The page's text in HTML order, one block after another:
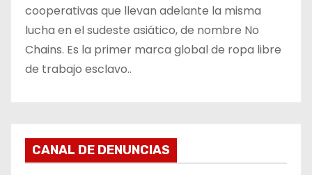
cooperativas que llevan adelante la misma
lucha en el sudeste asiático, de nombre No
Chains. Es la primer marca global de ropa libre
de trabajo esclavo..
CANAL DE DENUNCIAS